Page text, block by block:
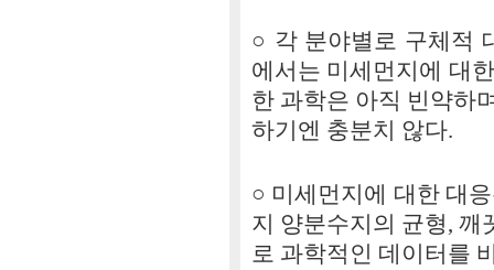
○ 각 분야별로 구체적
에서는 미세먼지에 대
한 과학은 아직 빈약하
하기엔 충분치 않다.
○ 미세먼지에 대한 대
지 양분수지의 균형, 깨
로 과학적인 데이터를